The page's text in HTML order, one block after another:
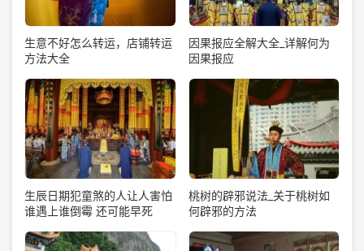
生意不好怎么转运，店铺转运
方法大全
因果报应全解大全_详解何为
因果报应
生辰日期犯童煞的人让人害怕
谁遇上谁倒霉 还可能早死
桃树的辟邪说法_关于桃树如
何辟邪的方法